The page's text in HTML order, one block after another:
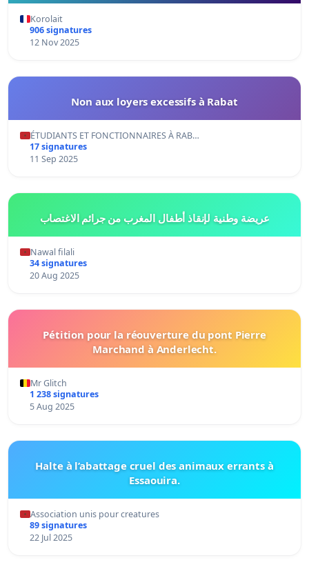
Korolait
906 signatures
12 Nov 2025
Non aux loyers excessifs à Rabat
ÉTUDIANTS ET FONCTIONNAIRES À RAB…
17 signatures
11 Sep 2025
عريضة وطنية لإنقاذ أطفال المغرب من جرائم الاغتصاب
Nawal filali
34 signatures
20 Aug 2025
Pétition pour la réouverture du pont Pierre
Marchand à Anderlecht.
Mr Glitch
1 238 signatures
5 Aug 2025
Halte à l’abattage cruel des animaux errants à
Essaouira.
Association unis pour creatures
89 signatures
22 Jul 2025